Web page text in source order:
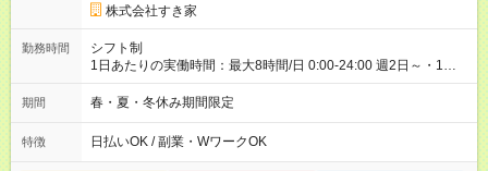
株式会社すき家
勤務時間
シフト制
1日あたりの実働時間：最大8時間/日 0:00-24:00 週2日～・1日
2h～OK ＜シフト例＞ 〇朝帯 5:00-9:00 〇昼帯 9:00-14:00 〇午
後帯 14:00-18:00 〇夜帯 18:00-22:00 〇深夜帯 22:00-翌5:00 基
ます♪
期間 春・夏・冬休み期間限定
特徴 日払いOK / 副業・WワークOK